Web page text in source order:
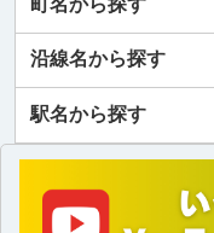
沿線名から探す
駅名から探す